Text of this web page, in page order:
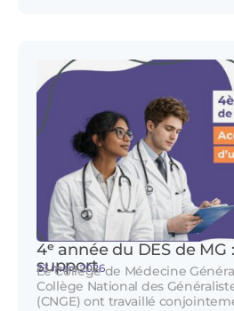
4ᵉ année du DES de
support
23 mars 2026
Le Collège de Médecine
Collège National des
(CNGE) ont travaillé